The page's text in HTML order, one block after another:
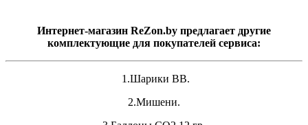
Интернет-магазин ReZon.by предлагает другие
комплектующие для покупателей сервиса:
1.Шарики ВВ.
2.Мишени.